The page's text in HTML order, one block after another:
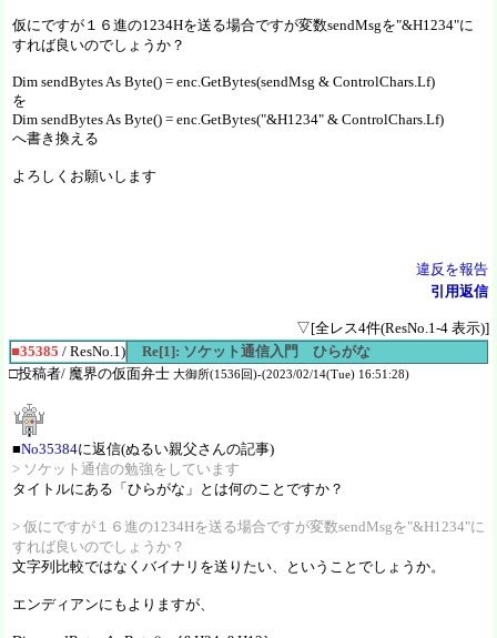
仮にですが１６進の1234Hを送る場合ですが変数sendMsgを"&H1234"に
すれば良いのでしょうか？
Dim sendBytes As Byte() = enc.GetBytes(sendMsg & ControlChars.Lf)
を
Dim sendBytes As Byte() = enc.GetBytes("&H1234" & ControlChars.Lf)
へ書き換える
よろしくお願いします
違反を報告
引用返信
▽[全レス4件(ResNo.1-4 表示)]
■35385 / ResNo.1)
Re[1]: ソケット通信入門 ひらがな
□投稿者/ 魔界の仮面弁士 大御所(1536回)-(2023/02/14(Tue) 16:51:28)
■No35384に返信(ぬるい親父さんの記事)
> ソケット通信の勉強をしています
タイトルにある「ひらがな」とは何のことですか？
> 仮にですが１６進の1234Hを送る場合ですが変数sendMsgを"&H1234"に
すれば良いのでしょうか？
文字列比較ではなくバイナリを送りたい、ということでしょうか。
エンディアンにもよりますが、